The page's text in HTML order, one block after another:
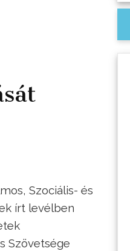
Szociális- és
írt levélben
Szövetsége